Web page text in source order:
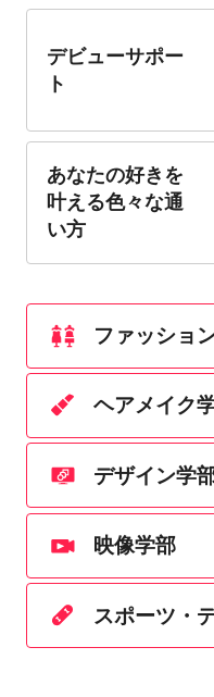
デビューサポー
ト
あなたの好きを
叶える⾊々な通
い⽅
ファッショ
ヘアメイク
デザイン学
映像学部
スポーツ・